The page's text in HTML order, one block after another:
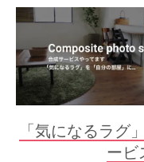
「気になるラグ
ービ